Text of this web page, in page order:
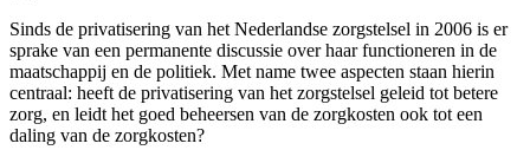
Sinds de privatisering van het Nederlandse zorgstelsel in 2006 is er
sprake van een permanente discussie over haar functioneren in de
maatschappij en de politiek. Met name twee aspecten staan hierin
centraal: heeft de privatisering van het zorgstelsel geleid tot betere
zorg, en leidt het goed beheersen van de zorgkosten ook tot een
daling van de zorgkosten?